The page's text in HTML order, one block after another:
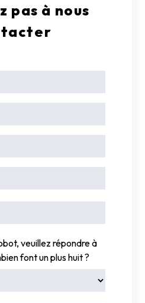
pas à nous
veuillez répondre à
font un plus huit ?